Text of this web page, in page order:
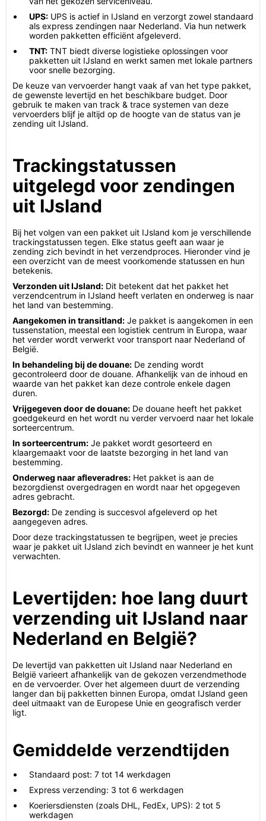
UPS: UPS is actief in IJsland en verzorgt zowel standaard
als express zendingen naar Nederland. Via hun netwerk
worden pakketten efficiënt afgeleverd.
TNT: TNT biedt diverse logistieke oplossingen voor
pakketten uit IJsland en werkt samen met lokale partners
voor snelle bezorging.
De keuze van vervoerder hangt vaak af van het type pakket,
de gewenste levertijd en het beschikbare budget. Door
gebruik te maken van track & trace systemen van deze
vervoerders blijf je altijd op de hoogte van de status van je
zending uit IJsland.
Trackingstatussen
uitgelegd voor zendingen
uit IJsland
Bij het volgen van een pakket uit IJsland kom je verschillende
trackingstatussen tegen. Elke status geeft aan waar je
zending zich bevindt in het verzendproces. Hieronder vind je
een overzicht van de meest voorkomende statussen en hun
betekenis.
Verzonden uit IJsland: Dit betekent dat het pakket het
verzendcentrum in IJsland heeft verlaten en onderweg is naar
het land van bestemming.
Aangekomen in transitland: Je pakket is aangekomen in een
tussenstation, meestal een logistiek centrum in Europa, waar
het verder wordt verwerkt voor transport naar Nederland of
België.
In behandeling bij de douane: De zending wordt
gecontroleerd door de douane. Afhankelijk van de inhoud en
waarde van het pakket kan deze controle enkele dagen
duren.
Vrijgegeven door de douane: De douane heeft het pakket
goedgekeurd en het wordt nu verder vervoerd naar het lokale
sorteercentrum.
In sorteercentrum: Je pakket wordt gesorteerd en
klaargemaakt voor de laatste bezorging in het land van
bestemming.
Onderweg naar afleveradres: Het pakket is aan de
bezorgdienst overgedragen en wordt naar het opgegeven
adres gebracht.
Bezorgd: De zending is succesvol afgeleverd op het
aangegeven adres.
Door deze trackingstatussen te begrijpen, weet je precies
waar je pakket uit IJsland zich bevindt en wanneer je het kunt
verwachten.
Levertijden: hoe lang duurt
verzending uit IJsland naar
Nederland en België?
De levertijd van pakketten uit IJsland naar Nederland en
België varieert afhankelijk van de gekozen verzendmethode
en de vervoerder. Over het algemeen duurt de verzending
langer dan bij pakketten binnen Europa, omdat IJsland geen
deel uitmaakt van de Europese Unie en geografisch verder
ligt.
Gemiddelde verzendtijden
Standaard post: 7 tot 14 werkdagen
Express verzending: 3 tot 6 werkdagen
Koeriersdiensten (zoals DHL, FedEx, UPS): 2 tot 5
werkdagen